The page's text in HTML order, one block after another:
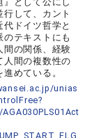
して、カント
ドイツ哲学と
テキストにも
間の関係、経験
人間の複数性の
めている。
unias
AGA030PLS01Act